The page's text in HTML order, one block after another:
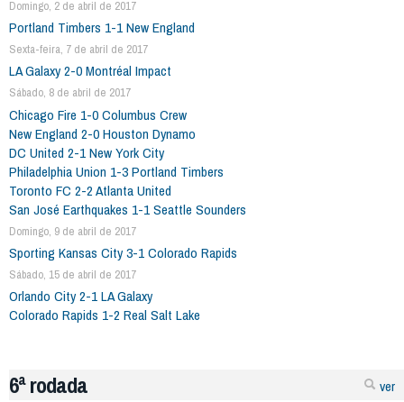
Domingo, 2 de abril de 2017
Portland Timbers 1-1 New England
Sexta-feira, 7 de abril de 2017
LA Galaxy 2-0 Montréal Impact
Sábado, 8 de abril de 2017
Chicago Fire 1-0 Columbus Crew
New England 2-0 Houston Dynamo
DC United 2-1 New York City
Philadelphia Union 1-3 Portland Timbers
Toronto FC 2-2 Atlanta United
San José Earthquakes 1-1 Seattle Sounders
Domingo, 9 de abril de 2017
Sporting Kansas City 3-1 Colorado Rapids
Sábado, 15 de abril de 2017
Orlando City 2-1 LA Galaxy
Colorado Rapids 1-2 Real Salt Lake
ver
6ª rodada